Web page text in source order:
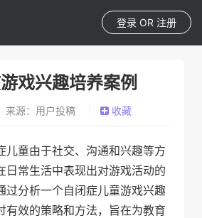
登录 OR 注册
戏兴趣培养案例
来源：用户投稿 收藏
儿童由于社交、沟通和兴趣等方
日常生活中表现出对游戏活动的
过分析一个自闭症儿童游戏兴趣
有效的策略和方法，旨在为教育